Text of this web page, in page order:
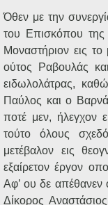
Όθεν με την
του Επισκόπου της
Μοναστήριον εις
ούτος Ραβουλάς
ειδωλολάτρας,
Παύλος και ο
ποτέ μεν, ήλεγχον
τούτο όλους
μετέβαλον εις
εξαίρετον έργον
Αφ’ ου δε απέθανεν
Δίκορος